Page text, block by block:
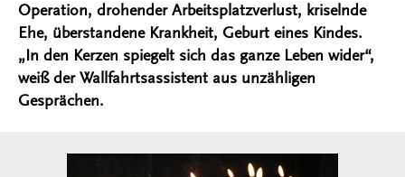
Operation, drohender Arbeitsplatzverlust, kriselnde
Ehe, überstandene Krankheit, Geburt eines Kindes.
„In den Kerzen spiegelt sich das ganze Leben wider“,
weiß der Wallfahrtsassistent aus unzähligen
Gesprächen.